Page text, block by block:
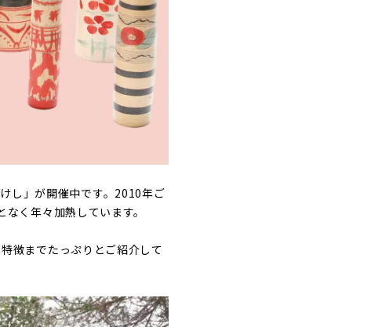
し」が開催中です。2010年ご
く年々加熱しています。
徴までたっぷりとご紹介して